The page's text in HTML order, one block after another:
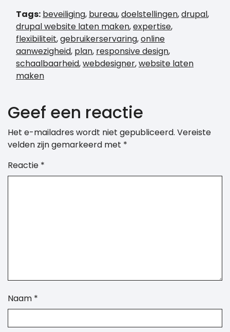
Tags: beveiliging, bureau,doelstellingen,drupal,
drupal website laten maken,expertise,
flexibiliteit,gebruikerservaring,online
aanwezigheid, plan, responsive design,
schaalbaarheid,webdesigner,website laten
maken
Geef een reactie
Het e-mailadres wordt niet gepubliceerd. Vereiste
velden zijn gemarkeerd met *
Reactie *
Naam *